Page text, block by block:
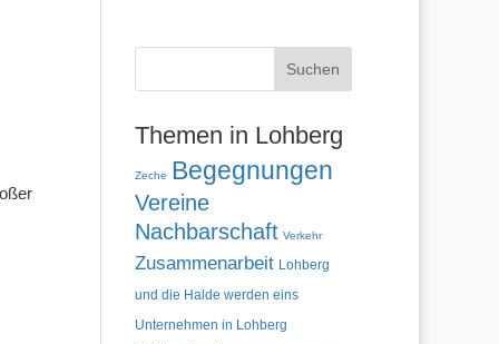
Themen in Lohberg
Zeche Begegnungen
Vereine
Nachbarschaft Verkehr
Zusammenarbeit Lohberg
und die Halde werden eins
Unternehmen in Lohberg